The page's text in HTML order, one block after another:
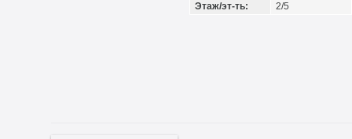
Этаж/эт-ть:
2/5